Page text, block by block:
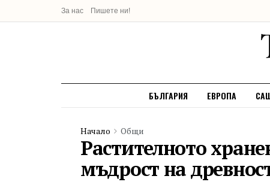
За нас Пишете ни!
БЪЛГАРИЯ ЕВРОПА
Начало Общи
Растителното
мъдрост на